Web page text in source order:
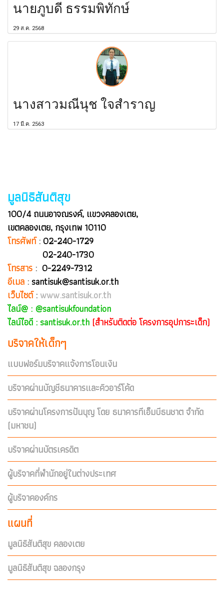
นายภูบดี ธรรมพิทักษ์
29 ส.ค. 2568
นางสาวมณีนุช ใจสำราญ
17 มี.ค. 2563
มูลนิธิสันติสุข
100/4 ถนนอาจณรงค์, แขวงคลองเตย,
เขตคลองเตย, กรุงเทพ 10110
โทรศัพท์:02-240-1729
02-240-1730
โทรสาร : 0-2249-7312
อีเมล : santisuk@santisuk.or.th
เว็บไซต์: www.santisuk.or.th
ไลน์@ : @santisukfoundation
ไลน์ไอดี : santisuk.or.th (สำหรับติดต่อ โครงการอุปการะเด็ก)
บริจาคให้เด็กๆ
แบบฟอร์มบริจาคแจ้งการโอนเงิน
บริจาคผ่านบัญชีธนาคารและคิวอาร์โค้ด
บริจาคผ่านโครงการปันบุญ โดย ธนาคารทีเอ็มบีธนชาต จำกัด
(มหาชน)
บริจาคผ่านบัตรเครดิต
ผู้บริจาคที่พำนักอยู่ในต่างประเทศ
ผู้บริจาคองค์กร
แผนที่
มูลนิธิสันติสุข คลองเตย
มูลนิธิสันติสุข ฉลองกรุง